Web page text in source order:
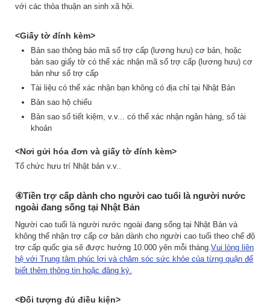
với các thỏa thuận an sinh xã hội.
<Giấy tờ đính kèm>
Bản sao thông báo mã số trợ cấp (lương hưu) cơ bản, hoặc
bản sao giấy tờ có thể xác nhận mã số trợ cấp (lương hưu) cơ
bản như sổ trợ cấp
Tài liệu có thể xác nhận bạn không có địa chỉ tại Nhật Bản
Bản sao hộ chiếu
Bản sao sổ tiết kiệm, v.v... có thể xác nhận ngân hàng, số tài
khoản
<Nơi gửi hóa đơn và giấy tờ đính kèm>
Tổ chức hưu trí Nhật bản v.v..
④Tiền trợ cấp dành cho người cao tuổi là người nước
ngoài đang sống tại Nhật Bản
Người cao tuổi là người nước ngoài đang sống tại Nhật Bản và
không thể nhận trợ cấp cơ bản dành cho người cao tuổi theo chế độ
trợ cấp quốc gia sẽ được hưởng 10.000 yên mỗi tháng.Vui lòng liên
hệ với Trung tâm phúc lợi và chăm sóc sức khỏe của từng quận để
biết thêm thông tin hoặc đăng ký.
<Đối tượng đủ điều kiện>